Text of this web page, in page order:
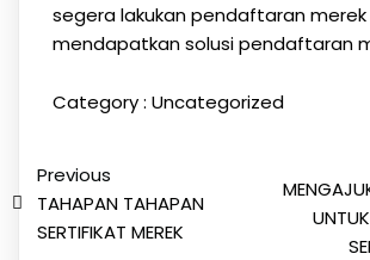
segera lakukan pendaftaran merek
mendapatkan solusi pendaftaran
Category : Uncategorized
Previous
TAHAPAN TAHAPAN
SERTIFIKAT MEREK